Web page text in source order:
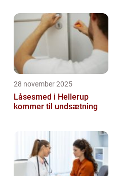
28 november 2025
Låsesmed i Hellerup
kommer til undsætning